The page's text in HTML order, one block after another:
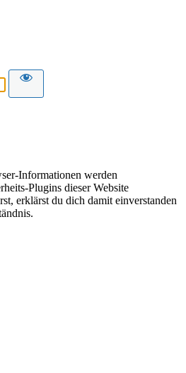
Informationen werden
Plugins dieser Website
erklärst du dich damit einverstanden